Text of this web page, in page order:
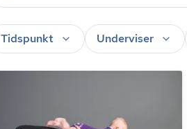
Tidspunkt Underviser